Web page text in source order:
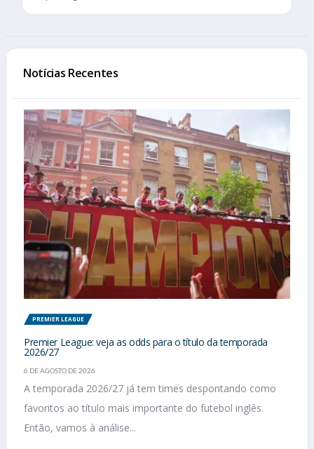
Notícias Recentes
PREMIER LEAGUE
Premier League: veja as odds para o título da temporada
2026/27
6 DE AGOSTO DE 2026
A temporada 2026/27 já tem times despontando como
favoritos ao título mais importante do futebol inglês.
Então, vamos à análise...